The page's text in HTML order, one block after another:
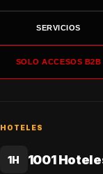
SERVICIOS
SOLO ACCESOS B2B
HOTELES
1H 1001